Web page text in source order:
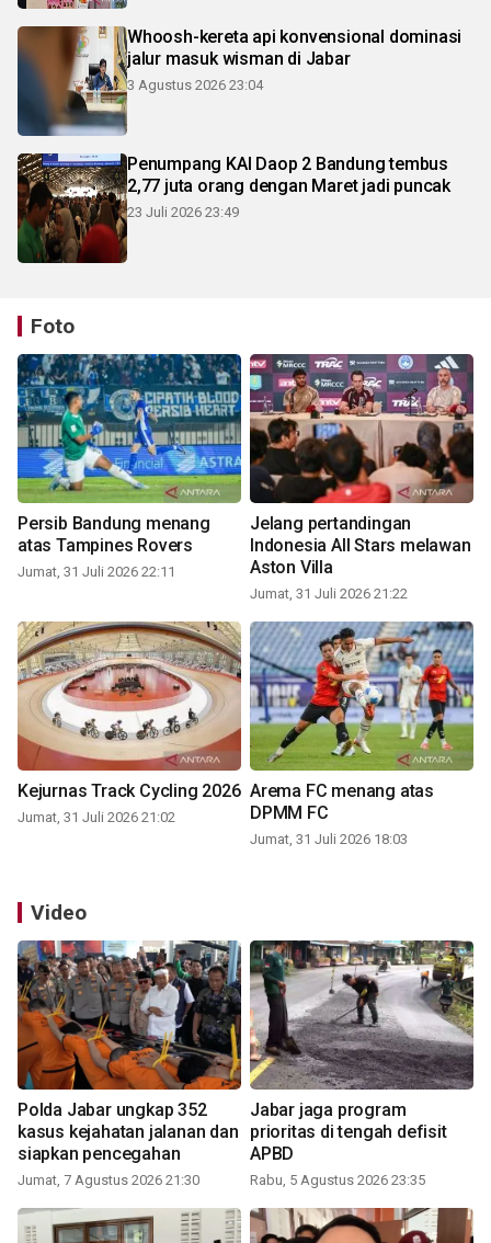
Whoosh-kereta api konvensional dominasi
jalur masuk wisman di Jabar
3 Agustus 2026 23:04
Penumpang KAI Daop 2 Bandung tembus
2,77 juta orang dengan Maret jadi puncak
23 Juli 2026 23:49
Foto
Persib Bandung menang
atas Tampines Rovers
Jumat, 31 Juli 2026 22:11
Jelang pertandingan
Indonesia All Stars melawan
Aston Villa
Jumat, 31 Juli 2026 21:22
Kejurnas Track Cycling 2026
Jumat, 31 Juli 2026 21:02
Arema FC menang atas
DPMM FC
Jumat, 31 Juli 2026 18:03
Video
Polda Jabar ungkap 352
kasus kejahatan jalanan dan
siapkan pencegahan
Jumat, 7 Agustus 2026 21:30
Jabar jaga program
prioritas di tengah defisit
APBD
Rabu, 5 Agustus 2026 23:35